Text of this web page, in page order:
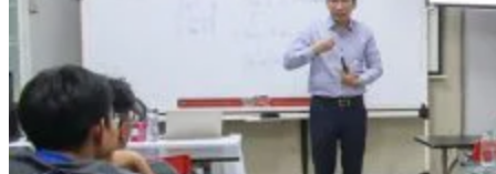
Kỹ Thuật Viên Điện Công Nghiệp
Nghiệp Vụ Tư Vấn & Giám Sát MEP
Sửa Chữa Điện Lạnh Dân Dụng
Chuyên Viên Chẩn Đoán ECU
Kỹ Thuật Viên Đại Tu Hộp Số Tự Động Chuyên Sâu
Kỹ Thuật Quấn Dây Và Sửa Chữa Máy Điện